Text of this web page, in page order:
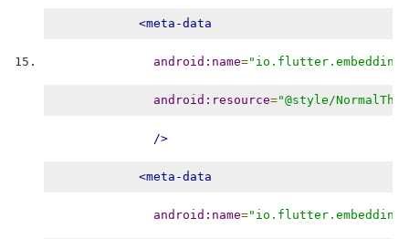
<meta-data
android:name=
android:resource="@style/
/>
<meta-data
android:name=